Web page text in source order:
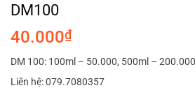
DM100
40.000₫
DM 100: 100ml – 50.000, 500ml –
Liên hệ: 079.7080357